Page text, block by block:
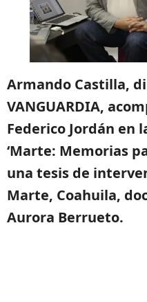
Armando Castilla,
VANGUARDIA,
Federico Jordán en
‘Marte: Memorias
una tesis de
Marte, Coahuila,
Aurora Berrueto.